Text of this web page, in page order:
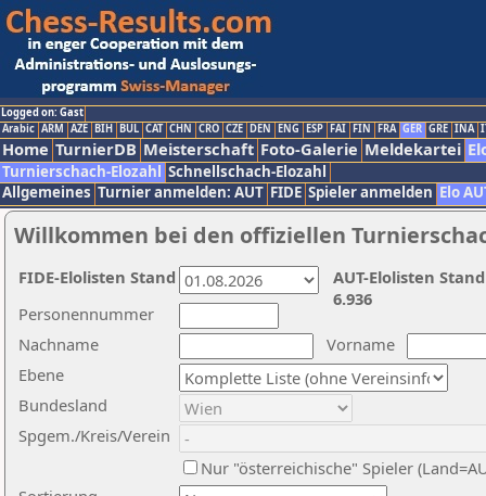
Logged on: Gast
Arabic ARM AZE BIH BUL CAT CHN CRO CZE DEN ENG ESP FAI FIN FRA GER GRE INA
Home TurnierDB Meisterschaft Foto-Galerie Meldekartei
Turnierschach-Elozahl Schnellschach-Elozahl
Allgemeines Turnier anmelden: AUT FIDE Spieler anmelden Elo
Willkommen bei den offiziellen
Nachname
Vorname
Ebene
Personennummer
Bundesland
Spgem./Kreis/Verein
Nur "österreichische" Spieler
AUT-Elolisten
6.936
FIDE-Elolisten Stand